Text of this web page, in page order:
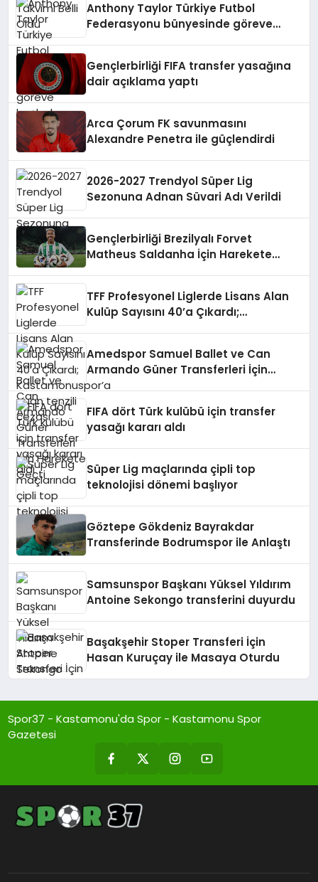
Anthony Taylor Türkiye Futbol
Federasyonu bünyesinde göreve
Gençlerbirliği FIFA transfer yasağına
dair açıklama yaptı
Arca Çorum FK savunmasını
Alexandre Penetra ile güçlendirdi
2026-2027 Trendyol Süper Lig
Sezonuna Adnan Süvari Adı Verildi
Gençlerbirliği Brezilyalı Forvet
Matheus Saldanha İçin Harekete
TFF Profesyonel Liglerde Lisans Alan
Kulüp Sayısını 40’a Çıkardı;
Amedspor Samuel Ballet ve Can
Armando Güner Transferleri İçin
Harekete Geçti
FIFA dört Türk kulübü için transfer
yasağı kararı aldı
Süper Lig maçlarında çipli top
teknolojisi dönemi başlıyor
Göztepe Gökdeniz Bayrakdar
Transferinde Bodrumspor ile Anlaştı
Samsunspor Başkanı Yüksel Yıldırım
Antoine Sekongo transferini duyurdu
Başakşehir Stoper Transferi İçin
Hasan Kuruçay ile Masaya Oturdu
Spor37 - Kastamonu'da Spor - Kastamonu Spor
Gazetesi